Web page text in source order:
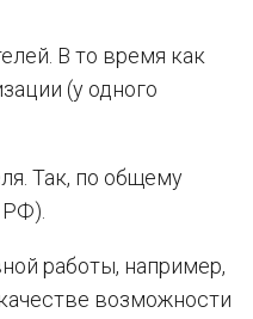
В то время как
(у одного
Так, по общему
работы, например,
возможности